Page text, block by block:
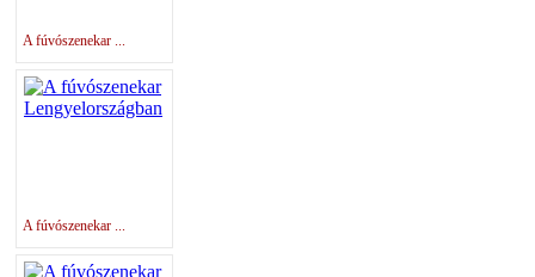
A fúvószenekar ...
A fúvószenekar ...